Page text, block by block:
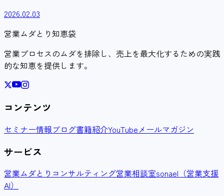
2026.02.03
営業ムダとり知恵袋
営業プロセスのムダを排除し、売上を最大化するための実践
的な知恵を提供します。
コンテンツ
セミナー情報ブログ書籍紹介YouTubeメールマガジン
サービス
営業ムダとりコンサルティング営業相談室sonael（営業支援
AI）